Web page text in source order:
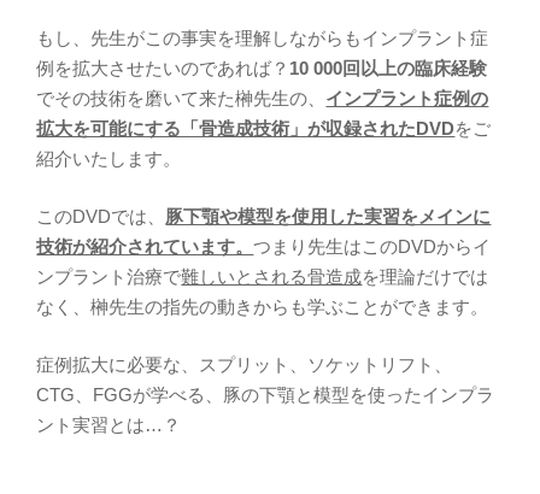
もし、先生がこの事実を理解しながらもインプラント症
例を拡大させたいのであれば？ 10 000回以上の臨床経験
でその技術を磨いて来た榊先生の、 インプラント症例の
拡大を可能にする「骨造成技術」が収録されたDVDをご
紹介いたします。
このDVDでは、 豚下顎や模型を使用した実習をメインに
技術が紹介されています。つまり先生はこのDVDからイ
ンプラント治療で難しいとされる骨造成を理論だけでは
なく、榊先生の指先の動きからも学ぶことができます。
症例拡大に必要な、スプリット、ソケットリフト、
CTG、FGGが学べる、豚の下顎と模型を使ったインプラ
ント実習とは…？